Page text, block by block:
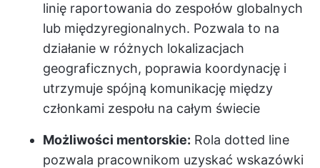
linię raportowania do zespołów globalnych
lub międzyregionalnych. Pozwala to na
działanie w różnych lokalizacjach
geograficznych, poprawia koordynację i
utrzymuje spójną komunikację między
członkami zespołu na całym świecie
Możliwości mentorskie: Rola dotted line
pozwala pracownikom uzyskać wskazówki